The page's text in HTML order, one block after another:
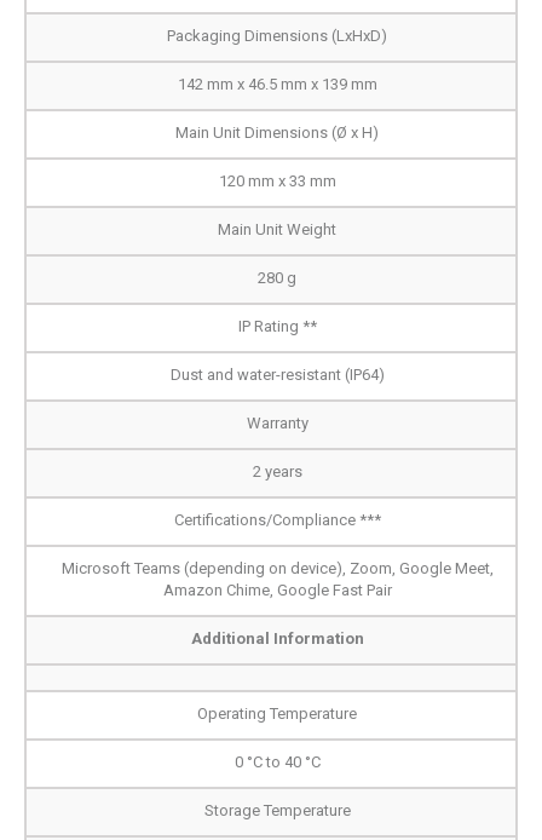
Packaging Dimensions (LxHxD)
142 mm x 46.5 mm x 139 mm
Main Unit Dimensions (Ø x H)
120 mm x 33 mm
Main Unit Weight
280 g
IP Rating **
Dust and water-resistant (IP64)
Warranty
2 years
Certifications/Compliance ***
Microsoft Teams (depending on device), Zoom, Google Meet,
Amazon Chime, Google Fast Pair
Additional Information
Operating Temperature
0 °C to 40 °C
Storage Temperature